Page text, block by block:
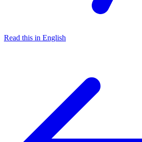
Read this in English